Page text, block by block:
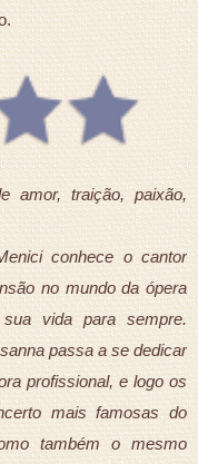
amor, traição, paixão,
conhece o cantor
no mundo da ópera
vida para sempre.
passa a se dedicar
profissional, e logo os
mais famosas do
também o mesmo